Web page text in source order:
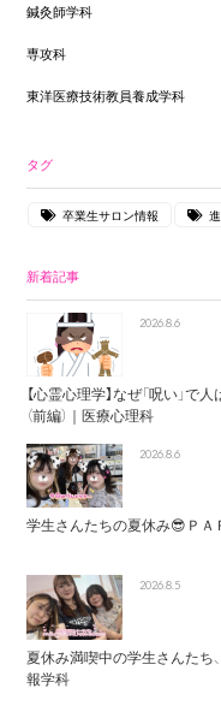
鍼灸師学科
専攻科
東洋医療技術教員養成学科
タグ
卒業生サロン情報
新着記事
2026.8.6
【心霊心理学】なぜ「呪い」で
（前編）｜医療心理科
2026.8.6
学生さんたちの夏休み😎ＰＡ
2026.8.5
夏休み満喫中の学生さんたち
報学科